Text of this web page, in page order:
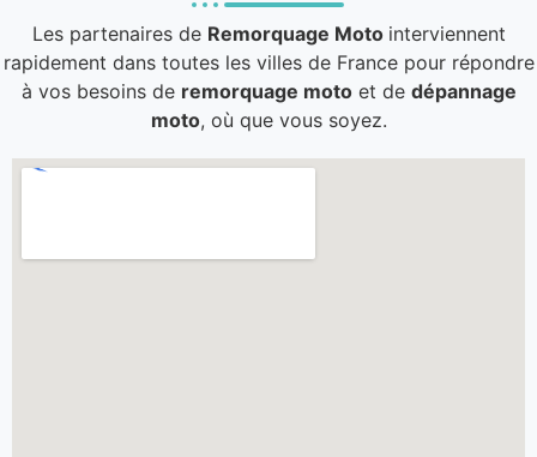
Les partenaires de Remorquage Moto interviennent
rapidement dans toutes les villes de France pour répondre
à vos besoins de remorquage motoet de dépannage
moto, où que vous soyez.